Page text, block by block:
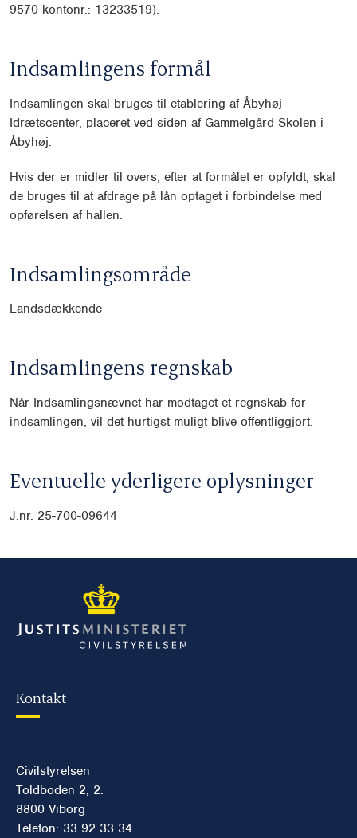
9570 kontonr.: 13233519).
Indsamlingens formål
Indsamlingen skal bruges til etablering af Åbyhøj
Idrætscenter, placeret ved siden af Gammelgård Skolen i
Åbyhøj.
Hvis der er midler til overs, efter at formålet er opfyldt, skal
de bruges til at afdrage på lån optaget i forbindelse med
opførelsen af hallen.
Indsamlingsområde
Landsdækkende
Indsamlingens regnskab
Når Indsamlingsnævnet har modtaget et regnskab for
indsamlingen, vil det hurtigst muligt blive offentliggjort.
Eventuelle yderligere oplysninger
J.nr. 25-700-09644
Kontakt
Civilstyrelsen
Toldboden 2, 2.
8800 Viborg
Telefon: 33 92 33 34